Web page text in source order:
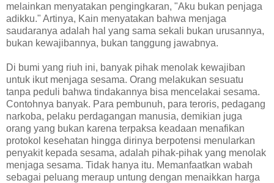
melainkan menyatakan pengingkaran, "Aku bukan penjaga
adikku." Artinya, Kain menyatakan bahwa menjaga
saudaranya adalah hal yang sama sekali bukan urusannya,
bukan kewajibannya, bukan tanggung jawabnya.
Di bumi yang riuh ini, banyak pihak menolak kewajiban
untuk ikut menjaga sesama. Orang melakukan sesuatu
tanpa peduli bahwa tindakannya bisa mencelakai sesama.
Contohnya banyak. Para pembunuh, para teroris, pedagang
narkoba, pelaku perdagangan manusia, demikian juga
orang yang bukan karena terpaksa keadaan menafikan
protokol kesehatan hingga dirinya berpotensi menularkan
penyakit kepada sesama, adalah pihak-pihak yang menolak
menjaga sesama. Tidak hanya itu. Memanfaatkan wabah
sebagai peluang meraup untung dengan menaikkan harga